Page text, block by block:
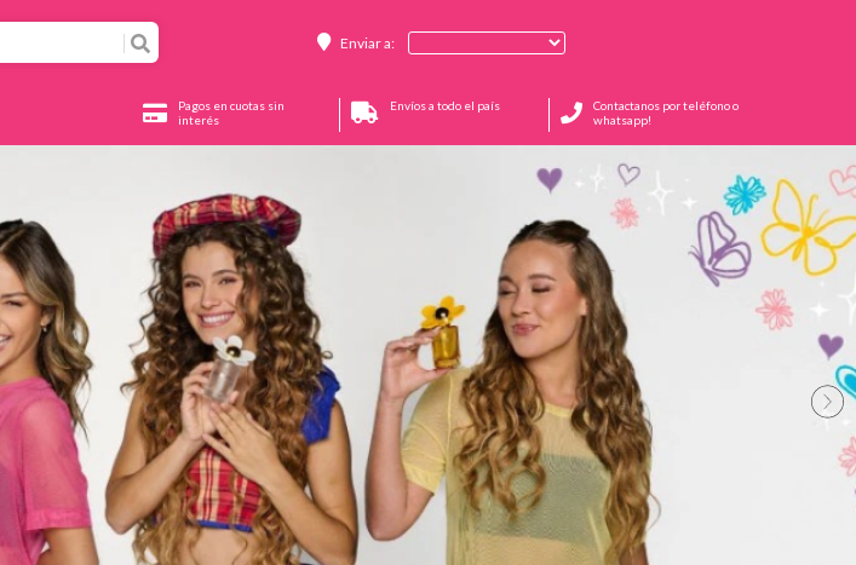
Enviar a:
Pagos en cuotas sin
interés
Envíos a todo el país
Contactanos por teléfono o
whatsapp!